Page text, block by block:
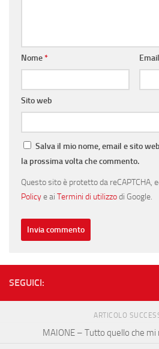
Nome* Email
Sito web
Salva il mio nome, email e sito
la prossima volta che commento.
Questo sito è protetto da reCAPTCHA,
Policye ai Termini di utilizzodi Google.
SEGUICI:
ARTICOLO
MAIONE – Tutto quello che